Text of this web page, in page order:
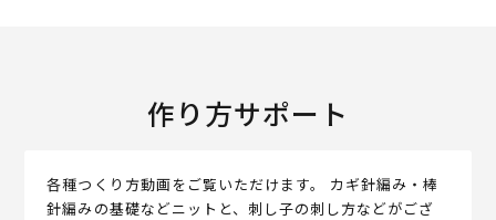
作り方サポート
各種つくり方動画をご覧いただけます。 カギ針編み・棒
針編みの基礎などニットと、刺し子の刺し方などがござ